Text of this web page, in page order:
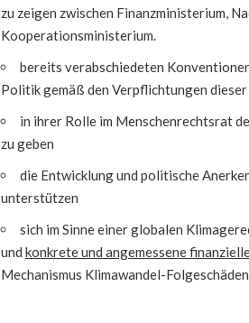
zu zeigen zwischen Finanzministerium,
Kooperationsministerium.
bereits verabschiedeten
Politik gemäß den Verpflichtungen
in ihrer Rolle im Menschenrechtsrat
zu geben
die Entwicklung und politische
unterstützen
sich im Sinne einer globalen
und konkrete und angemessene
Mechanismus Klimawandel-